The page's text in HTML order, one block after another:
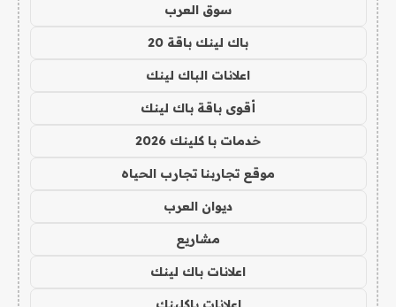
سوق العرب
باك لينك باقة 20
اعلانات الباك لينك
أقوى باقة باك لينك
خدمات با كلينك 2026
موقع تجاربنا تجارب الحياه
ديوان العرب
مشاريع
اعلانات باك لينك